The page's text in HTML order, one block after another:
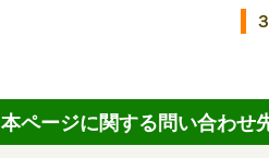
本ページに関する問い合わせ